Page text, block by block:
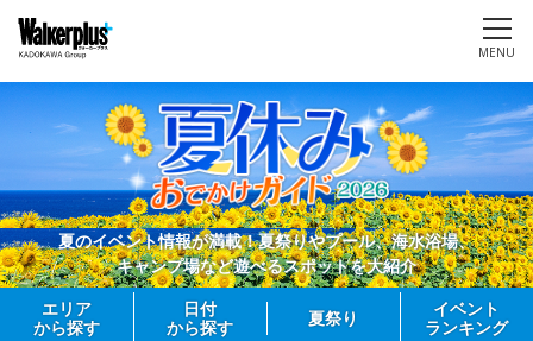
MENU
夏のイベント情報が満載！夏祭りやプール、海水浴場、
キャンプ場など遊べるスポットを大紹介
エリア
から探す
日付
から探す
夏祭り
イベント
ランキング